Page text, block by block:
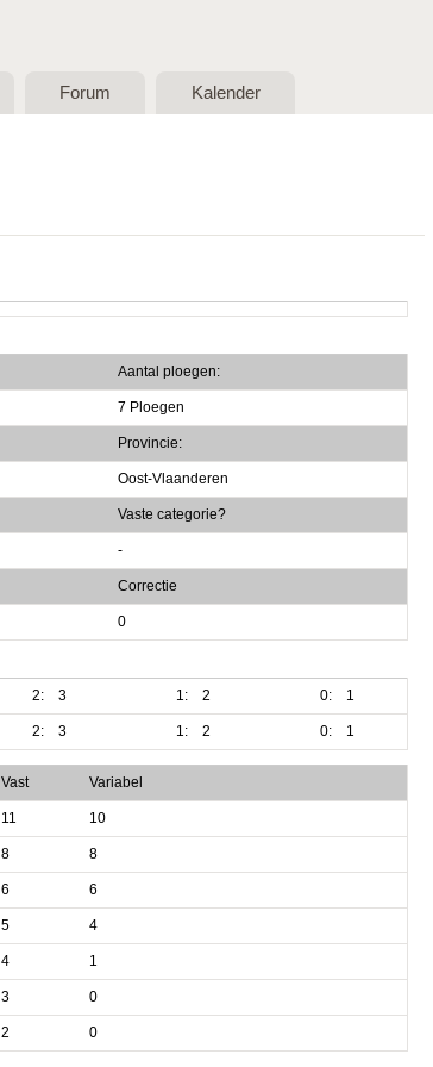
Forum Kalender
Aantal ploegen:
7 Ploegen
Provincie:
Oost-Vlaanderen
Vaste categorie?
-
Correctie
0
2: 3 1: 2 0: 1
2: 3 1: 2 0: 1
Vast Variabel
11 10
8 8
6 6
5 4
4 1
3 0
2 0